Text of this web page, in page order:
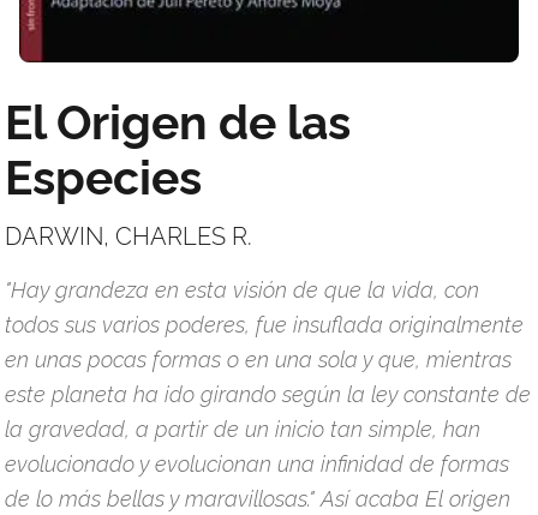
El Origen de las
Especies
DARWIN, CHARLES R.
"Hay grandeza en esta visión de que la vida, con
todos sus varios poderes, fue insuflada originalmente
en unas pocas formas o en una sola y que, mientras
este planeta ha ido girando según la ley constante de
la gravedad, a partir de un inicio tan simple, han
evolucionado y evolucionan una infinidad de formas
de lo más bellas y maravillosas." Así acaba El origen